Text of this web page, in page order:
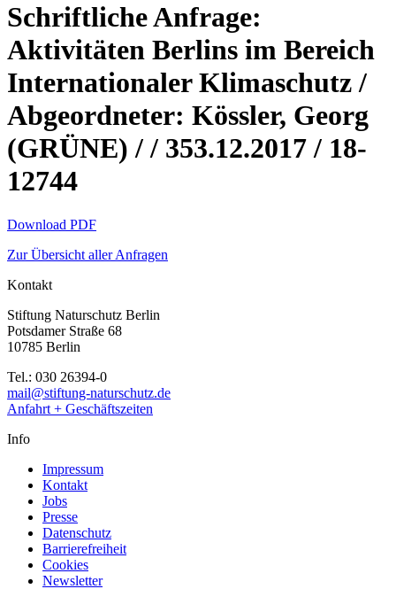
Schriftliche Anfrage:
Aktivitäten Berlins im Bereich
Internationaler Klimaschutz /
Abgeordneter: Kössler, Georg
(GRÜNE) / / 353.12.2017 / 18-
12744
Download PDF
Zur Übersicht aller Anfragen
Kontakt
Stiftung Naturschutz Berlin
Potsdamer Straße 68
10785 Berlin
Tel.: 030 26394-0
mail@stiftung-naturschutz.de
Anfahrt + Geschäftszeiten
Info
Impressum
Kontakt
Jobs
Presse
Datenschutz
Barrierefreiheit
Cookies
Newsletter